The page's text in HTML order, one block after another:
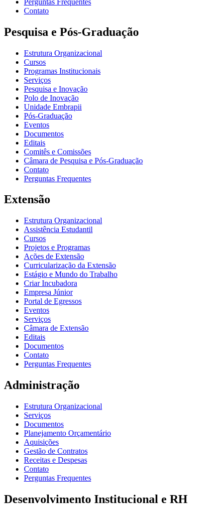
Contato
Pesquisa e Pós-Graduação
Estrutura Organizacional
Cursos
Programas Institucionais
Serviços
Pesquisa e Inovação
Polo de Inovação
Unidade Embrapii
Pós-Graduação
Eventos
Documentos
Editais
Comitês e Comissões
Câmara de Pesquisa e Pós-Graduação
Contato
Perguntas Frequentes
Extensão
Estrutura Organizacional
Assistência Estudantil
Cursos
Projetos e Programas
Ações de Extensão
Curricularização da Extensão
Estágio e Mundo do Trabalho
Criar Incubadora
Empresa Júnior
Portal de Egressos
Eventos
Serviços
Câmara de Extensão
Editais
Documentos
Contato
Perguntas Frequentes
Administração
Estrutura Organizacional
Serviços
Documentos
Planejamento Orçamentário
Aquisições
Gestão de Contratos
Receitas e Despesas
Contato
Perguntas Frequentes
Desenvolvimento Institucional e RH